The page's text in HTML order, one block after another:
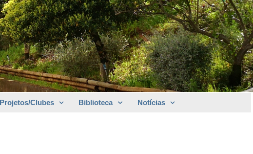
Projetos/Clubes Biblioteca Notícias